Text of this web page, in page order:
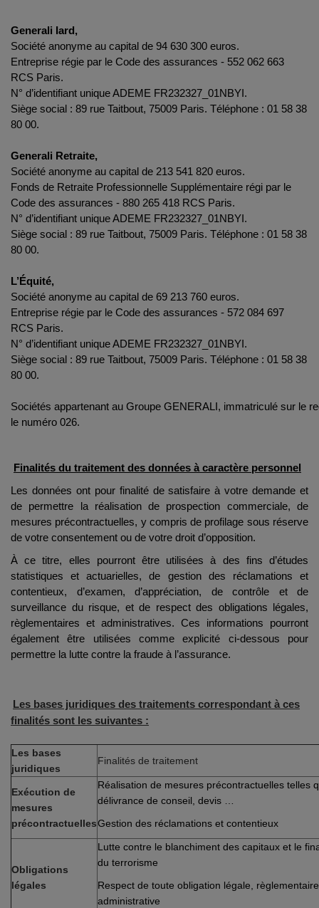
Generali Iard,
Société anonyme au capital de 94 630 300 euros.
Entreprise régie par le Code des assurances - 552 062 663
RCS Paris.
N° d’identifiant unique ADEME FR232327_01NBYI.
Siège social : 89 rue Taitbout, 75009 Paris. Téléphone : 01 58 38
80 00.
Generali Retraite,
Société anonyme au capital de 213 541 820 euros.
Fonds de Retraite Professionnelle Supplémentaire régi par le
Code des assurances - 880 265 418 RCS Paris.
N° d’identifiant unique ADEME FR232327_01NBYI.
Siège social : 89 rue Taitbout, 75009 Paris. Téléphone : 01 58 38
80 00.
L’Équité,
Société anonyme au capital de 69 213 760 euros.
Entreprise régie par le Code des assurances - 572 084 697
RCS Paris.
N° d’identifiant unique ADEME FR232327_01NBYI.
Siège social : 89 rue Taitbout, 75009 Paris. Téléphone : 01 58 38
80 00.
Sociétés appartenant au Groupe GENERALI, immatriculé sur le
le numéro 026.
Finalités du traitement des données à caractère personnel
Les données ont pour finalité de satisfaire à votre demande et
de permettre la réalisation de prospection commerciale, de
mesures précontractuelles, y compris de profilage sous réserve
de votre consentement ou de votre droit d’opposition.
À ce titre, elles pourront être utilisées à des fins d’études
statistiques et actuarielles, de gestion des réclamations et
contentieux, d’examen, d’appréciation, de contrôle et de
surveillance du risque, et de respect des obligations légales,
règlementaires et administratives. Ces informations pourront
également être utilisées comme explicité ci-dessous pour
permettre la lutte contre la fraude à l’assurance.
Les bases juridiques des traitements correspondant à ces
finalités sont les suivantes :
Les bases
juridiques
Finalités de traitement
Exécution de
mesures
précontractuelles
Réalisation de mesures précontractuelles telles
délivrance de conseil, devis …
Gestion des réclamations et contentieux
Obligations
légales
Lutte contre le blanchiment des capitaux et le
du terrorisme
Respect de toute obligation légale,
administrative